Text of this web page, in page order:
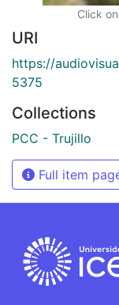
Click
URI
https://
5375
Collections
PCC - Trujillo
Full item